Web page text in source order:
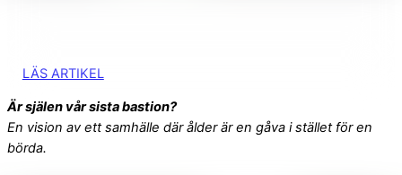
LÄS ARTIKEL
Är själen vår sista bastion?
En vision av ett samhälle där ålder är en gåva i stället för en
börda.